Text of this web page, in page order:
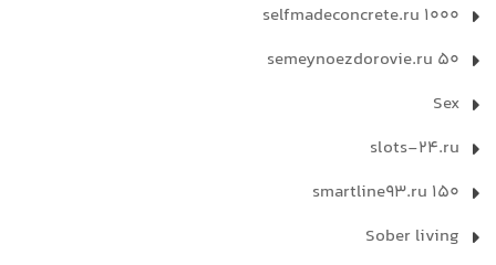
selfmadeconcrete.ru 1000
semeynoezdorovie.ru 50
Sex
slots-24.ru
smartline93.ru 150
Sober living